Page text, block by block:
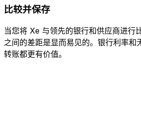
比较并保存
当您将 Xe 与领先的银行和供应商进行
之间的差距是显而易见的。银行利率和
转账都更有价值。